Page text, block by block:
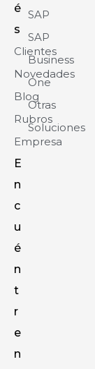
é
s
Clientes
Novedades
Blog
Rubros
Empresa
E
n
c
u
é
n
t
r
e
n
SAP
SAP
Business
One
Otras
Soluciones